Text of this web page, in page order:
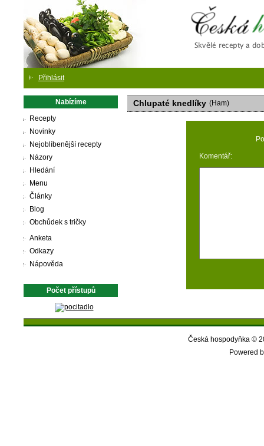
Přihlásit
Nabízíme
Recepty
Novinky
Nejoblíbenější recepty
Názory
Hledání
Menu
Články
Blog
Obchůdek s tričky
Anketa
Odkazy
Nápověda
Počet přístupů
Chlupaté knedlíky (Ham)
Komentář:
Česká hospodyňka ©
Powered